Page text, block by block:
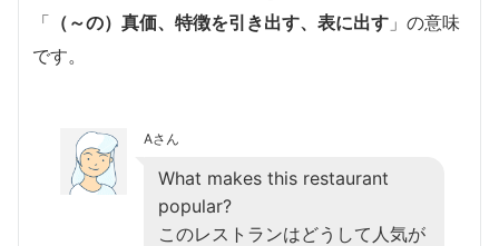
「 （～の）真価、特徴を引き出す、表に出す 」の意味
です。
Aさん
What makes this restaurant
popular?
このレストランはどうして人気が